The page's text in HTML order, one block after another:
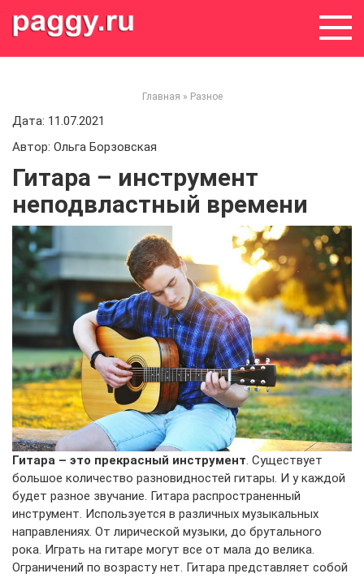
Главная » Разное
Дата: 11.07.2021
Автор: Ольга Борзовская
Гитара – инструмент
неподвластный времени
Гитара – это прекрасный инструмент. Существует
большое количество разновидностей гитары. И у каждой
будет разное звучание. Гитара распространенный
инструмент. Используется в различных музыкальных
направлениях. От лирической музыки, до брутального
рока. Играть на гитаре могут все от мала до велика.
Ограничений по возрасту нет. Гитара представляет собой